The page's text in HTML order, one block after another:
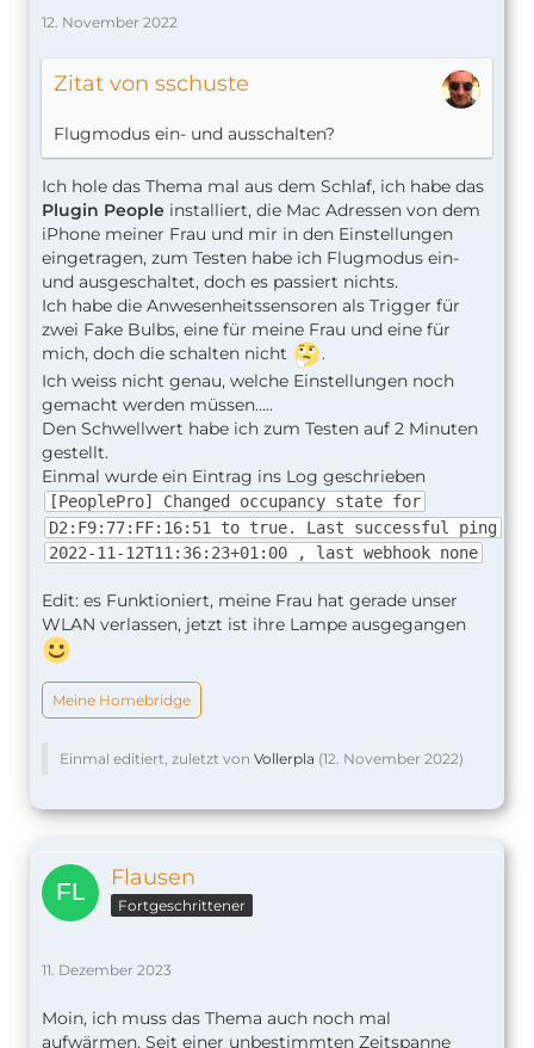
12. November 2022
Zitat von sschuste
Flugmodus ein- und ausschalten?
Ich hole das Thema mal aus dem Schlaf, ich habe das
Plugin People installiert, die Mac Adressen von dem
iPhone meiner Frau und mir in den Einstellungen
eingetragen, zum Testen habe ich Flugmodus ein-
und ausgeschaltet, doch es passiert nichts.
Ich habe die Anwesenheitssensoren als Trigger für
zwei Fake Bulbs, eine für meine Frau und eine für
mich, doch die schalten nicht
.
Ich weiss nicht genau, welche Einstellungen noch
gemacht werden müssen.....
Den Schwellwert habe ich zum Testen auf 2 Minuten
gestellt.
Einmal wurde ein Eintrag ins Log geschrieben
[PeoplePro] Changed occupancy state for
D2:F9:77:FF:16:51 to true. Last successful ping
2022-11-12T11:36:23+01:00 , last webhook none
Edit: es Funktioniert, meine Frau hat gerade unser
WLAN verlassen, jetzt ist ihre Lampe ausgegangen
Meine Homebridge
Einmal editiert, zuletzt von Vollerpla (12. November 2022)
Flausen
Fortgeschrittener
11. Dezember 2023
Moin, ich muss das Thema auch noch mal
aufwärmen. Seit einer unbestimmten Zeitspanne